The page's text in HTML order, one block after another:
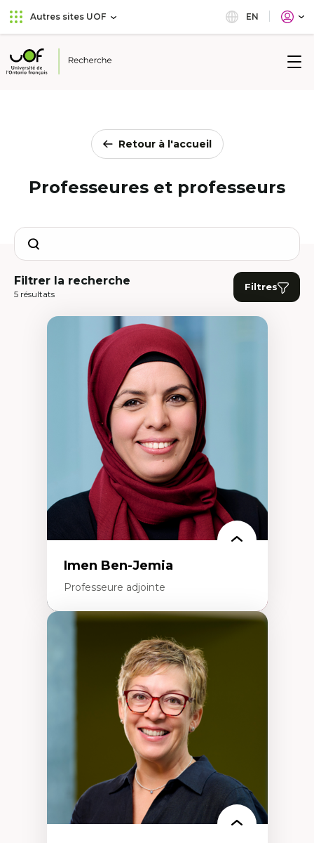
Aller
au
principal
Passer
au
Autres sites UOF EN
Université
Retour à l'accueil
Professeures et professeurs
Search
Filtrer la recherche
5 résultats
Filtres
Imen Ben-Jemia
Professeure adjointe
Discours sur la ville et représentations
Mosquées, formes et usages au Canada
Reconnaissance et représentations des
communautés immigrantes dans l'espace
Design architectural et urbain
Patrimoine et patrimonialisation
Études postcoloniales et décolonisation des